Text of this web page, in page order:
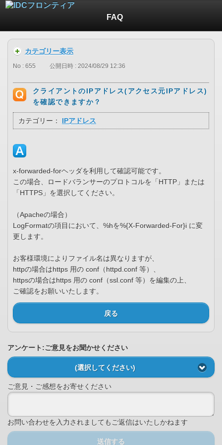
FAQ
カテゴリー表示
No : 655 公開日時 : 2024/08/29 12:36
クライアントのIPアドレス(アクセス元IPアドレス)
を確認できますか？
カテゴリー： IPアドレス
x-forwarded-forヘッダを利用して確認可能です。
この場合、ロードバランサーのプロトコルを「HTTP」または
「HTTPS」を選択してください。
（Apacheの場合）
LogFormatの項目において、%hを%{X-Forwarded-For}i に変
更します。
お客様環境によりファイル名は異なりますが、
httpの場合はhttps 用の conf（httpd.conf 等）、
httpsの場合はhttps 用の conf（ssl.conf 等）を編集の上、
ご確認をお願いいたします。
戻る
アンケート:ご意見をお聞かせください
(選択してください)
ご意見・ご感想をお寄せください
お問い合わせを入力されましてもご返信はいたしかねます
送信する